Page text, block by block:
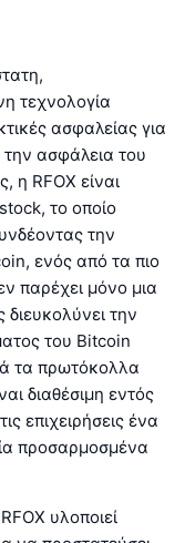
τεχνολογία
ασφαλείας για
την ασφάλεια του
η RFOX είναι
το οποίο
την
ενός από τα πιο
παρέχει μόνο μια
την
του Bitcoin
τα πρωτόκολλα
διαθέσιμη εντός
επιχειρήσεις ένα
προσαρμοσμένα
υλοποιεί